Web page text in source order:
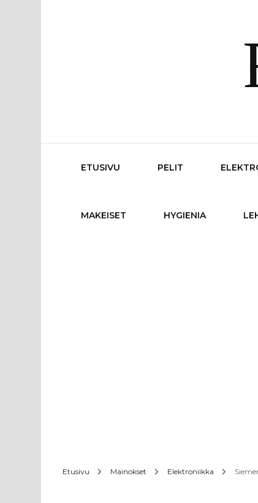
ETUSIVU PELIT
MAKEISET HYGIENIA
Etusivu Mainokset Elektroniikka